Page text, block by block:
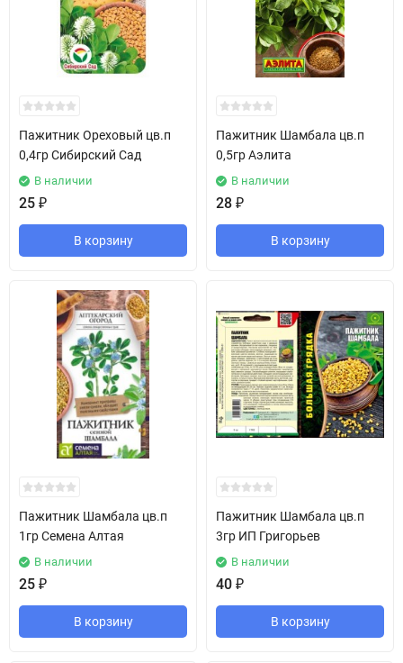
Пажитник Ореховый цв.п
0,4гр Сибирский Сад
В наличии
25 ₽
В корзину
Пажитник Шамбала цв.п
0,5гр Аэлита
В наличии
28 ₽
В корзину
Пажитник Шамбала цв.п
1гр Семена Алтая
В наличии
25 ₽
В корзину
Пажитник Шамбала цв.п
3гр ИП Григорьев
В наличии
40 ₽
В корзину